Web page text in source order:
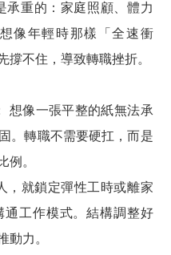
承重的：家庭照顧、體力
像年輕時那樣「全速衝
撐不住，導致轉職挫折。
想像一張平整的紙無法承
。轉職不需要硬扛，而是
例。
，就鎖定彈性工時或離家
工作模式。結構調整好
動力。